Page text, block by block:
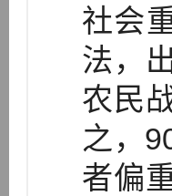
社会
法，
农民
之，
者偏